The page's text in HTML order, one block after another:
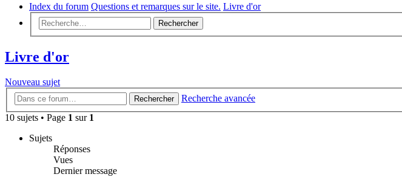
Index du forum Questions et remarques sur le site. Livre d'or
Rechercher
Livre d'or
Nouveau sujet
Rechercher
Recherche avancée
10 sujets • Page 1 sur 1
Sujets
Réponses
Vues
Dernier message